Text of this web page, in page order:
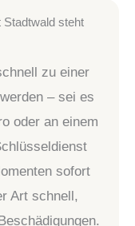
steht
zu einer
– sei es
oder an einem
sofort
Art schnell,